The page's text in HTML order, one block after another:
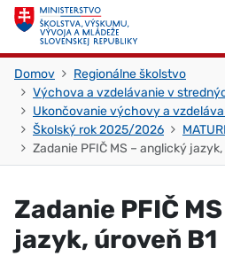
Skočiť na obsah
Domov
Regionálne školstvo
Výchova a vzdelávanie v
Ukončovanie výchovy a
Školský rok 2025/2026
Zadanie PFIČ MS – anglický jazyk,
Zadanie PFIČ
jazyk, úroveň B1
Skočiť na začiatok stránky